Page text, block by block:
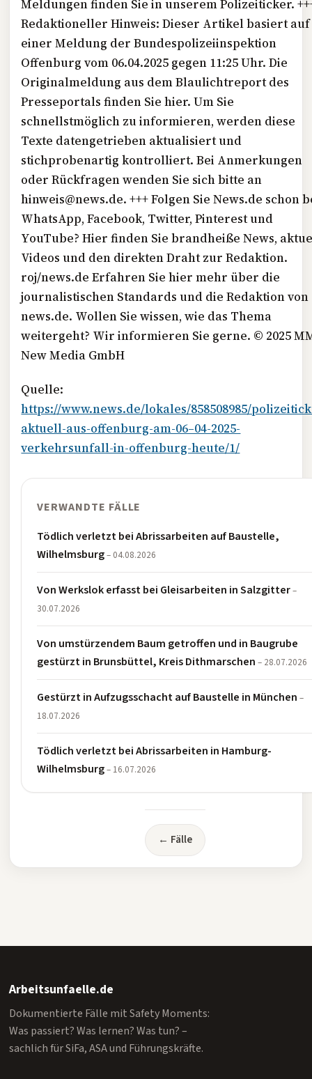
Meldungen finden Sie in unserem Polizeiticker.
Redaktioneller Hinweis: Dieser Artikel basiert auf
einer Meldung der Bundespolizeiinspektion
Offenburg vom 06.04.2025 gegen 11:25 Uhr. Die
Originalmeldung aus dem Blaulichtreport des
Presseportals finden Sie hier. Um Sie
schnellstmöglich zu informieren, werden diese
Texte datengetrieben aktualisiert und
stichprobenartig kontrolliert. Bei Anmerkungen
oder Rückfragen wenden Sie sich bitte an
hinweis@news.de. +++ Folgen Sie News.de schon
WhatsApp, Facebook, Twitter, Pinterest und
YouTube? Hier finden Sie brandheiße News,
Videos und den direkten Draht zur Redaktion.
roj/news.de Erfahren Sie hier mehr über die
journalistischen Standards und die Redaktion von
news.de. Wollen Sie wissen, wie das Thema
weitergeht? Wir informieren Sie gerne. © 2025
New Media GmbH
Quelle:
https://www.news.de/lokales/858508985/
aktuell-aus-offenburg-am-06–04-2025-
verkehrsunfall-in-offenburg-heute/1/
VERWANDTE FÄLLE
Tödlich verletzt bei Abrissarbeiten auf Baustelle,
Wilhelmsburg– 04.08.2026
Von Werkslok erfasst bei Gleisarbeiten in Salzgitter–
30.07.2026
Von umstürzendem Baum getroffen und in Baugrube
gestürzt in Brunsbüttel, Kreis Dithmarschen– 28.07.2026
Gestürzt in Aufzugsschacht auf Baustelle in München–
18.07.2026
Tödlich verletzt bei Abrissarbeiten in Hamburg-
Wilhelmsburg– 16.07.2026
← Fälle
Arbeitsunfaelle.de
Dokumentierte Fälle mit Safety Moments:
Was passiert? Was lernen? Was tun? –
sachlich für SiFa, ASA und Führungskräfte.